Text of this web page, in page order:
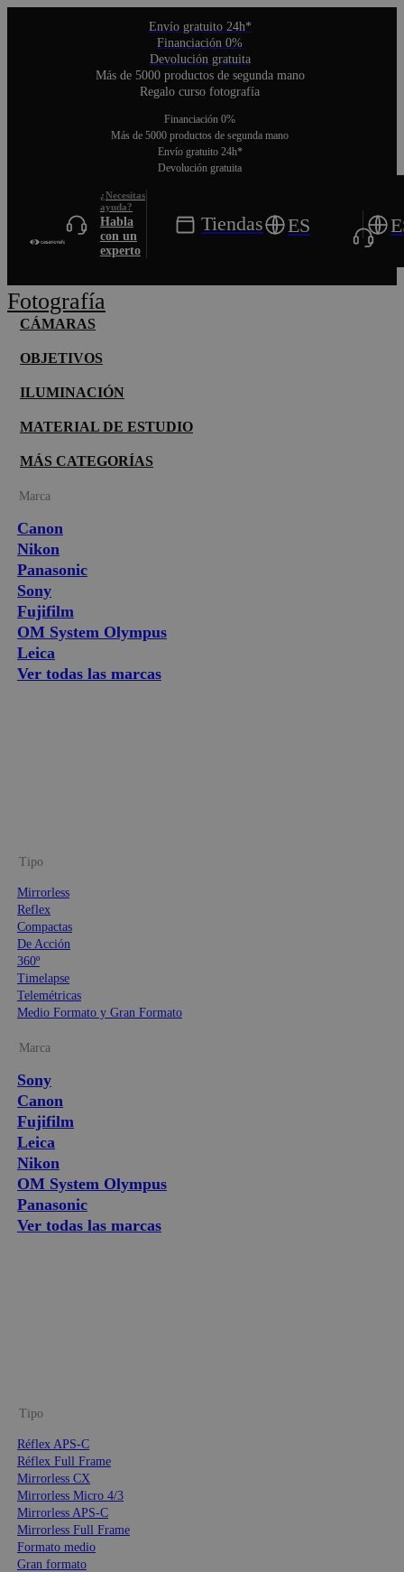
Envío gratuito 24h*
Financiación 0%
Devolución gratuita
Más de 5000 productos de segunda mano
Regalo curso fotografía
Financiación 0%
Más de 5000 productos de segunda mano
Envío gratuito 24h*
Devolución gratuita
Habla
con un
experto
Tiendas ES
Fotografía
CÁMARAS
OBJETIVOS
ILUMINACIÓN
MATERIAL DE ESTUDIO
MÁS CATEGORÍAS
Marca
Canon
Nikon
Panasonic
Sony
Fujifilm
OM System Olympus
Leica
Ver todas las marcas
Tipo
Mirrorless
Reflex
Compactas
De Acción
360º
Timelapse
Telemétricas
Medio Formato y Gran Formato
Marca
Sony
Canon
Fujifilm
Leica
Nikon
OM System Olympus
Panasonic
Ver todas las marcas
Tipo
Réflex APS-C
Réflex Full Frame
Mirrorless CX
Mirrorless Micro 4/3
Mirrorless APS-C
Mirrorless Full Frame
Formato medio
Gran formato